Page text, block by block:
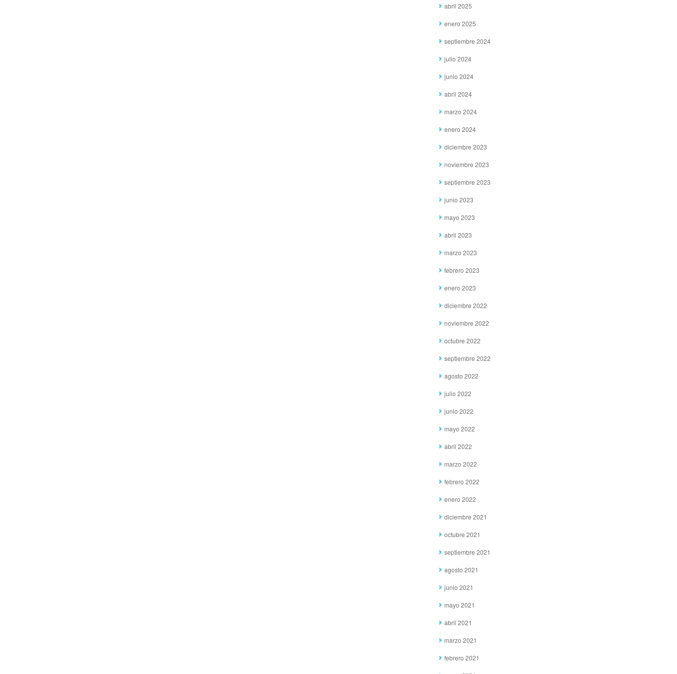
abril 2025
enero 2025
septiembre 2024
julio 2024
junio 2024
abril 2024
marzo 2024
enero 2024
diciembre 2023
noviembre 2023
septiembre 2023
junio 2023
mayo 2023
abril 2023
marzo 2023
febrero 2023
enero 2023
diciembre 2022
noviembre 2022
octubre 2022
septiembre 2022
agosto 2022
julio 2022
junio 2022
mayo 2022
abril 2022
marzo 2022
febrero 2022
enero 2022
diciembre 2021
octubre 2021
septiembre 2021
agosto 2021
junio 2021
mayo 2021
abril 2021
marzo 2021
febrero 2021